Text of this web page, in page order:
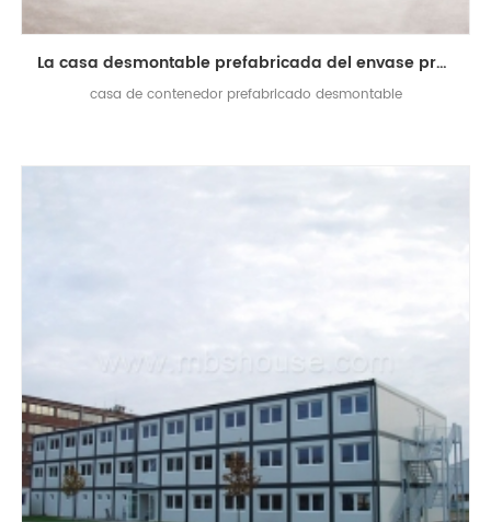
La casa desmontable prefabricada del envase prefabrica las casas minúsculas para el campo del trabajador
casa de contenedor prefabricado desmontable